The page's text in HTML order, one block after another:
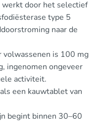
door het selectief
type 5
naar de
volwassenen is 100 mg
ingenomen ongeveer
activiteit.
een kauwtablet van
begint binnen 30–60